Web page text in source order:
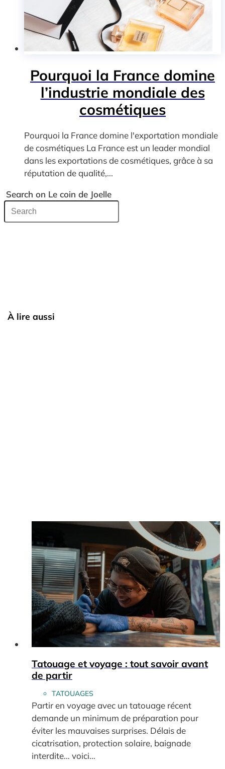
Pourquoi la France domine
l’industrie mondiale des
cosmétiques
Pourquoi la France domine l'exportation mondiale
de cosmétiques La France est un leader mondial
dans les exportations de cosmétiques, grâce à sa
réputation de qualité,...
Search on Le coin de Joelle
À lire aussi
Tatouage et voyage : tout savoir avant
de partir
TATOUAGES
Partir en voyage avec un tatouage récent
demande un minimum de préparation pour
éviter les mauvaises surprises. Délais de
cicatrisation, protection solaire, baignade
interdite… voici…